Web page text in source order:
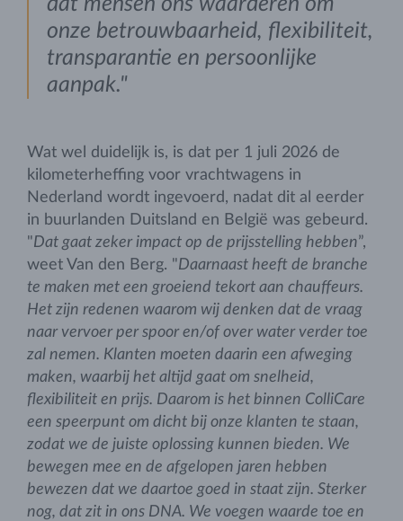
onze betrouwbaarheid, flexibiliteit,
transparantie en persoonlijke
aanpak."
Wat wel duidelijk is, is dat per 1 juli 2026 de
kilometerheffing voor vrachtwagens in
Nederland wordt ingevoerd, nadat dit al eerder
in buurlanden Duitsland en België was gebeurd.
"Dat gaat zeker impact op de prijsstelling hebben”,
weet Van den Berg. "Daarnaast heeft de branche
te maken met een groeiend tekort aan chauffeurs.
Het zijn redenen waarom wij denken dat de vraag
naar vervoer per spoor en/of over water verder toe
zal nemen. Klanten moeten daarin een afweging
maken, waarbij het altijd gaat om snelheid,
flexibiliteit en prijs. Daarom is het binnen ColliCare
een speerpunt om dicht bij onze klanten te staan,
zodat we de juiste oplossing kunnen bieden. We
bewegen mee en de afgelopen jaren hebben
bewezen dat we daartoe goed in staat zijn. Sterker
nog, dat zit in ons DNA. We voegen waarde toe en